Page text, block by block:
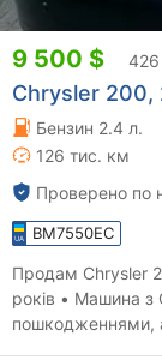
9 500 $ 426
Chrysler 200,
Бензин 2.4 л.
126 тис. км
Проверено по
BM7550EC
Продам Chrysler
років • Машина з
пошкодженнями,